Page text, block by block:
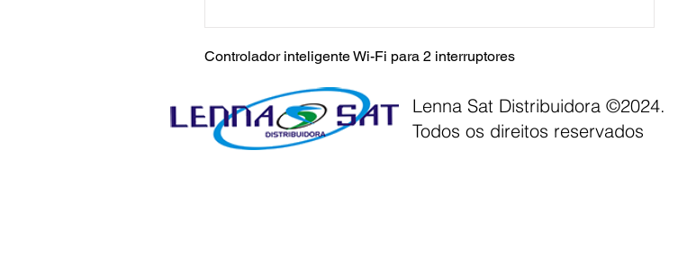
Controlador inteligente Wi-Fi para 2 interruptores
Lenna Sat Distribuidora ©2024.
Todos os direitos reservados